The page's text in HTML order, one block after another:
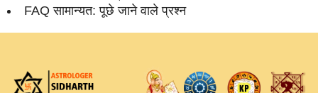
FAQ सामान्‍यत: पूछे जाने वाले प्रश्‍न